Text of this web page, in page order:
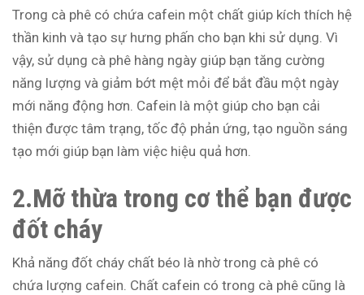
Trong cà phê có chứa cafein một chất giúp kích thích hệ
thần kinh và tạo sự hưng phấn cho bạn khi sử dụng. Vì
vậy, sử dụng cà phê hàng ngày giúp bạn tăng cường
năng lượng và giảm bớt mệt mỏi để bắt đầu một ngày
mới năng động hơn. Cafein là một giúp cho bạn cải
thiện được tâm trạng, tốc độ phản ứng, tạo nguồn sáng
tạo mới giúp bạn làm việc hiệu quả hơn.
2.Mỡ thừa trong cơ thể bạn được
đốt cháy
Khả năng đốt cháy chất béo là nhờ trong cà phê có
chứa lượng cafein. Chất cafein có trong cà phê cũng là